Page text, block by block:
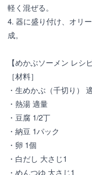
軽く混ぜる。
4. 器に盛り付け、オリ
成。
【めかぶソーメン レシピ
［材料］
・生めかぶ（千切り）
・熱湯 適量
・豆腐 1/2丁
・納豆 1パック
・卵 1個
・白だし 大さじ1
・めんつゆ 大さじ1